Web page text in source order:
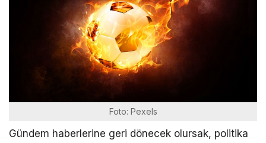
Foto: Pexels
Gündem haberlerine geri dönecek olursak, politika